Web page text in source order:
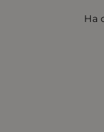
На